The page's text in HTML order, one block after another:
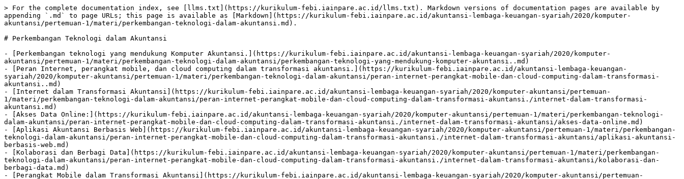
> For the complete documentation index, see [llms.txt](https://kurikulum-febi.iainpare.ac.id/llms.txt). Markdown versions of documentation pages are available by
appending `.md` to page URLs; this page is available as [Markdown](https://kurikulum-febi.iainpare.ac.id/akuntansi-lembaga-keuangan-syariah/2020/komputer-
akuntansi/pertemuan-1/materi/perkembangan-teknologi-dalam-akuntansi.md).
# Perkembangan Teknologi dalam Akuntansi
- [Perkembangan teknologi yang mendukung Komputer Akuntansi.](https://kurikulum-febi.iainpare.ac.id/akuntansi-lembaga-keuangan-syariah/2020/komputer-
akuntansi/pertemuan-1/materi/perkembangan-teknologi-dalam-akuntansi/perkembangan-teknologi-yang-mendukung-komputer-akuntansi..md)
- [Peran Internet, perangkat mobile, dan cloud computing dalam transformasi akuntansi.](https://kurikulum-febi.iainpare.ac.id/akuntansi-lembaga-keuangan-
syariah/2020/komputer-akuntansi/pertemuan-1/materi/perkembangan-teknologi-dalam-akuntansi/peran-internet-perangkat-mobile-dan-cloud-computing-dalam-transformasi-
akuntansi..md)
- [Internet dalam Transformasi Akuntansi](https://kurikulum-febi.iainpare.ac.id/akuntansi-lembaga-keuangan-syariah/2020/komputer-akuntansi/pertemuan-
1/materi/perkembangan-teknologi-dalam-akuntansi/peran-internet-perangkat-mobile-dan-cloud-computing-dalam-transformasi-akuntansi./internet-dalam-transformasi-
akuntansi.md)
- [Akses Data Online:](https://kurikulum-febi.iainpare.ac.id/akuntansi-lembaga-keuangan-syariah/2020/komputer-akuntansi/pertemuan-1/materi/perkembangan-teknologi-
dalam-akuntansi/peran-internet-perangkat-mobile-dan-cloud-computing-dalam-transformasi-akuntansi./internet-dalam-transformasi-akuntansi/akses-data-online.md)
- [Aplikasi Akuntansi Berbasis Web](https://kurikulum-febi.iainpare.ac.id/akuntansi-lembaga-keuangan-syariah/2020/komputer-akuntansi/pertemuan-1/materi/perkembangan-
teknologi-dalam-akuntansi/peran-internet-perangkat-mobile-dan-cloud-computing-dalam-transformasi-akuntansi./internet-dalam-transformasi-akuntansi/aplikasi-akuntansi-
berbasis-web.md)
- [Kolaborasi dan Berbagi Data](https://kurikulum-febi.iainpare.ac.id/akuntansi-lembaga-keuangan-syariah/2020/komputer-akuntansi/pertemuan-1/materi/perkembangan-
teknologi-dalam-akuntansi/peran-internet-perangkat-mobile-dan-cloud-computing-dalam-transformasi-akuntansi./internet-dalam-transformasi-akuntansi/kolaborasi-dan-
berbagi-data.md)
- [Perangkat Mobile dalam Transformasi Akuntansi](https://kurikulum-febi.iainpare.ac.id/akuntansi-lembaga-keuangan-syariah/2020/komputer-akuntansi/pertemuan-